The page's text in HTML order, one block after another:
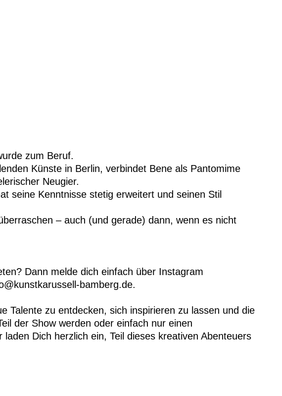
zum Beruf.
Künste in Berlin, verbindet Bene als Pantomime
Neugier.
seine Kenntnisse stetig erweitert und seinen Stil
– auch (und gerade) dann, wenn es nicht
Dann melde dich einfach über Instagram
bamberg.de.
Talente zu entdecken, sich inspirieren zu lassen und die
der Show werden oder einfach nur einen
Dich herzlich ein, Teil dieses kreativen Abenteuers